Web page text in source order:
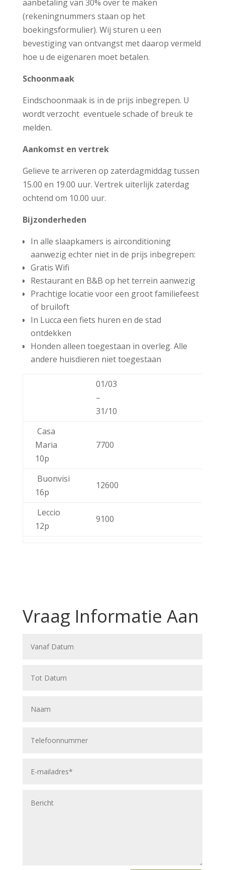
aanbetaling van 30% over te maken
(rekeningnummers staan op het
boekingsformulier). Wij sturen u een
bevestiging van ontvangst met daarop vermeld
hoe u de eigenaren moet betalen.
Schoonmaak
Eindschoonmaak is in de prijs inbegrepen. U
wordt verzocht eventuele schade of breuk te
melden.
Aankomst en vertrek
Gelieve te arriveren op zaterdagmiddag tussen
15.00 en 19.00 uur. Vertrek uiterlijk zaterdag
ochtend om 10.00 uur.
Bijzonderheden
In alle slaapkamers is airconditioning
aanwezig echter niet in de prijs inbegrepen:
Gratis Wifi
Restaurant en B&B op het terrein aanwezig
Prachtige locatie voor een groot familiefeest
of bruiloft
In Lucca een fiets huren en de stad
ontdekken
Honden alleen toegestaan in overleg. Alle
andere huisdieren niet toegestaan
01/03
–
31/10
Casa
Maria
10p
7700
Buonvisi
16p
12600
Leccio
12p
9100
Vraag Informatie Aan